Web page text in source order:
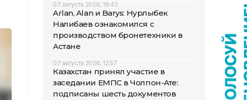
07 августа 2026, 16:42
Arlan, Alan и Barys: Нурлыбек
Налибаев ознакомился с
производством бронетехники в
Астане
07 августа 2026, 12:57
Казахстан принял участие в
заседании ЕМПС в Чолпон-Ате:
подписаны шесть документов